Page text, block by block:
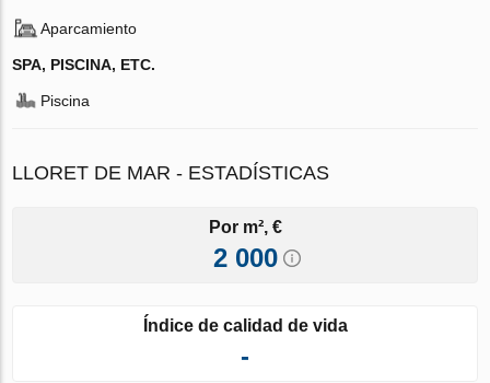
Aparcamiento
SPA, PISCINA, ETC.
Piscina
LLORET DE MAR - ESTADÍSTICAS
Por m², €
2 000
Índice de calidad de vida
-